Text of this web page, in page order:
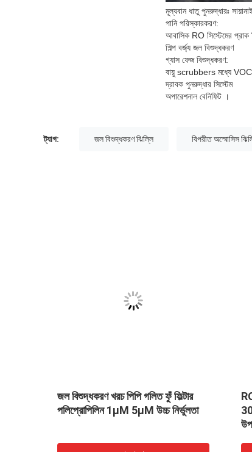
মূল্যবান ধাতু পুনরুদ্ধারঃ
পানি পরিস্কারকরণ:
আবাসিক RO সিস্টেমের প্রাক
শিল্প বর্জ্য জল বিশুদ্ধকরণ
গ্যাস ফেজ বিশুদ্ধকরণ:
বায়ু scrubbers মধ্যে
দ্রাবক পুনরুদ্ধার সিস্টেম
অপারেশনাল বেনিফিট ।
ট্যাগ: জল বিশুদ্ধকরণ ঝিল্লি বিপরীত অস্মোসিস
জল বিশুদ্ধকরণ খরচ পিপি গলিত ফুঁ ফিল্টার
পলিপ্রোপিলিন 1μM 5μM উচ্চ নির্ভুলতা
RO
3013